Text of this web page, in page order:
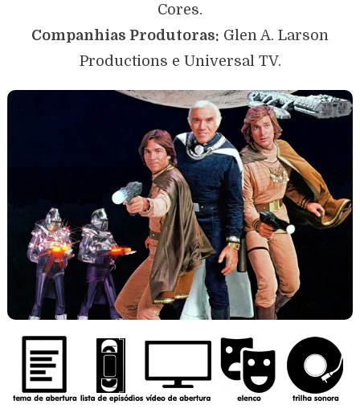
Cores.
Companhias Produtoras: Glen A. Larson
Productions e Universal TV.